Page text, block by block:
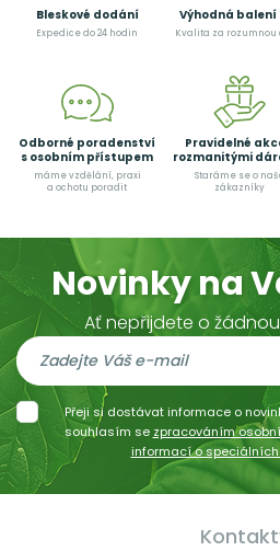
Bleskové dodání
Expedice do 24 hodin
Výhodná balení
Kvalita za rozumnou
Odborné poradenství
s osobním přístupem
máme vzdělání, praxi
a ochotu poradit
Pravidelné
rozmanitými
Staráme se o
zákazníky
Novinky na
Ať nepřijdete o
Přeji si dostávat informace o
souhlasím se zpracováním
informací o